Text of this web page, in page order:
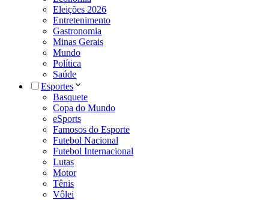
Eleições 2026
Entretenimento
Gastronomia
Minas Gerais
Mundo
Política
Saúde
Esportes
Basquete
Copa do Mundo
eSports
Famosos do Esporte
Futebol Nacional
Futebol Internacional
Lutas
Motor
Tênis
Vôlei